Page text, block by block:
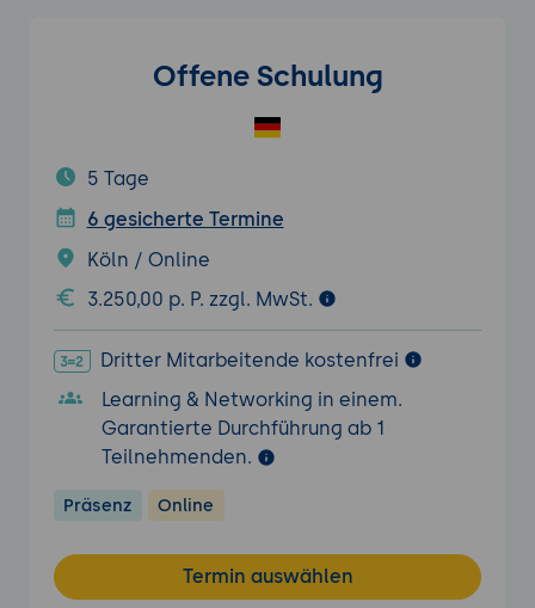
Offene Schulung
5 Tage
6 gesicherte Termine
Köln / Online
3.250,00 p. P. zzgl. MwSt.
Dritter Mitarbeitende kostenfrei
Learning & Networking in einem.
Garantierte Durchführung ab 1
Teilnehmenden.
Präsenz Online
Termin auswählen